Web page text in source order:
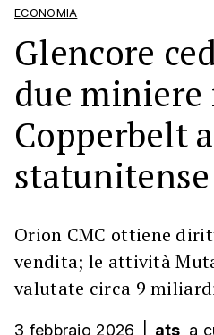
ECONOMIA
Glencore
due miniere
Copperbelt
statunitense
Orion CMC ottiene
vendita; le attività
valutate circa 9
3 febbraio 2026 ats, a